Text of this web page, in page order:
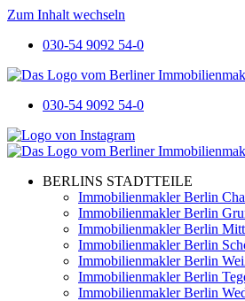
Zum Inhalt wechseln
030-54 9092 54-0
030-54 9092 54-0
BERLINS STADTTEILE
Immobilienmakler Berlin
Immobilienmakler Berlin
Immobilienmakler Berlin
Immobilienmakler Berlin
Immobilienmakler Berlin
Immobilienmakler Berlin
Immobilienmakler Berlin